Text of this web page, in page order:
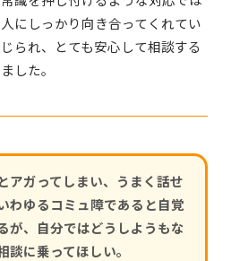
にしっかり向き合ってくれてい
られ、とても安心して相談する
した。
アガってしまい、うまく話せ
わゆるコミュ障であると自覚
が、自分ではどうしようもな
談に乗ってほしい。